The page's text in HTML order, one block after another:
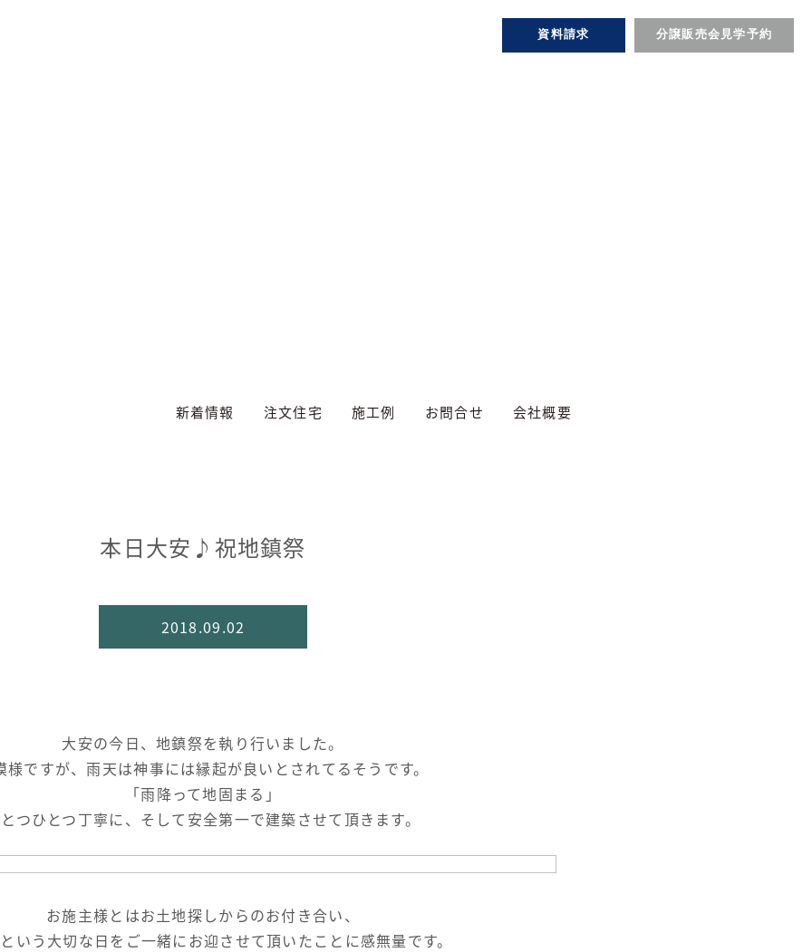
資料請求 分譲販売会見学予約
新着情報 注文住宅 施工例 お問合せ 会社概要
本日大安♪祝地鎮祭
2018.09.02
大安の今日、地鎮祭を執り行いました。
様ですが、雨天は神事には縁起が良いとされてるそうです。
「雨降って地固まる」
つひとつ丁寧に、そして安全第一で建築させて頂きます。
お施主様とはお土地探しからのお付き合い、
いう大切な日をご一緒にお迎させて頂いたことに感無量です。